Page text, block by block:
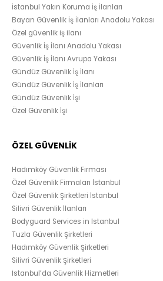
İstanbul Yakın Koruma İş İlanları
Bayan Güvenlik İş İlanları Anadolu Yakası
Özel güvenlik iş ilanı
Güvenlik İş İlanı Anadolu Yakası
Güvenlik İş İlanı Avrupa Yakası
Gündüz Güvenlik İş İlanı
Gündüz Güvenlik İş İlanları
Gündüz Güvenlik İşi
Özel Güvenlik İşi
ÖZEL GÜVENLİK
Hadımköy Güvenlik Firması
Özel Güvenlik Firmaları İstanbul
Özel Güvenlik Şirketleri İstanbul
Silivri Güvenlik İlanları
Bodyguard Services in Istanbul
Tuzla Güvenlik Şirketleri
Hadımköy Güvenlik Şirketleri
Silivri Güvenlik Şirketleri
İstanbul’da Güvenlik Hizmetleri